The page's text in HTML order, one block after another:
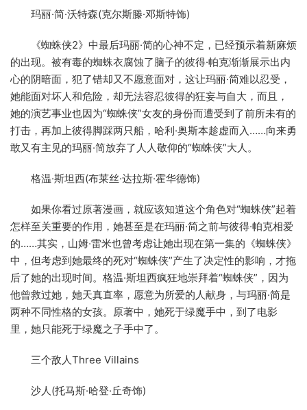
玛丽·简·沃特森(克尔斯滕·邓斯特饰)
《蜘蛛侠2》中最后玛丽·简的心神不定，已经预示着新麻烦
的出现。被有毒的蜘蛛衣腐蚀了脑子的彼得·帕克渐渐展示出内
心的阴暗面，犯了错却又不愿意面对，这让玛丽·简难以忍受，
她能面对坏人和危险，却无法容忍彼得的狂妄与自大，而且，
她的演艺事业也因为“蜘蛛侠”女友的身份而遭受到了前所未有的
打击，再加上彼得脚踩两只船，哈利·奥斯本趁虚而入……向来勇
敢又有主见的玛丽·简放弃了人人敬仰的“蜘蛛侠”大人。
格温·斯坦西(布莱丝·达拉斯·霍华德饰)
如果你看过原著漫画，就应该知道这个角色对“蜘蛛侠”起着
怎样至关重要的作用，她甚至是在玛丽·简之前与彼得·帕克相爱
的……其实，山姆·雷米也曾考虑让她出现在第一集的《蜘蛛侠》
中，但考虑到她最终的死对“蜘蛛侠”产生了决定性的影响，才拖
后了她的出现时间。格温·斯坦西疯狂地崇拜着“蜘蛛侠”，因为
他曾救过她，她天真直率，愿意为所爱的人献身，与玛丽·简是
两种不同性格的女孩。原著中，她死于绿魔手中，到了电影
里，她只能死于绿魔之子手中了。
三个敌人Three Villains
沙人(托马斯·哈登·丘奇饰)